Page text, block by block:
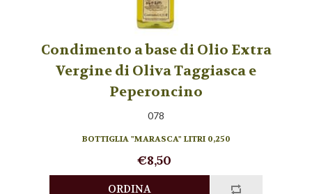
Condimento a base di Olio Extra
Vergine di Oliva Taggiasca e
Peperoncino
078
BOTTIGLIA "MARASCA" LITRI 0,250
€8,50